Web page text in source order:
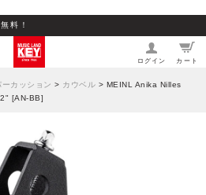
料！
ログイン カート
ーカッション > カウベル > MEINL Anika Nilles
[AN-BB]